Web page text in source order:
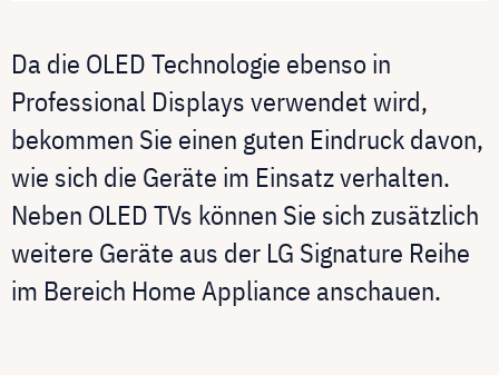
Da die OLED Technologie ebenso in
Professional Displays verwendet wird,
bekommen Sie einen guten Eindruck davon,
wie sich die Geräte im Einsatz verhalten.
Neben OLED TVs können Sie sich zusätzlich
weitere Geräte aus der LG Signature Reihe
im Bereich Home Appliance anschauen.